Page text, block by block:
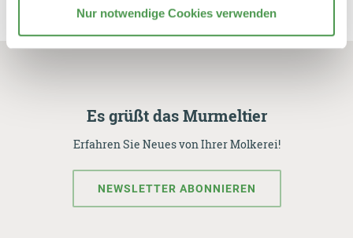
Nur notwendige Cookies verwenden
Es grüßt das Murmeltier
Erfahren Sie Neues von Ihrer Molkerei!
NEWSLETTER ABONNIEREN